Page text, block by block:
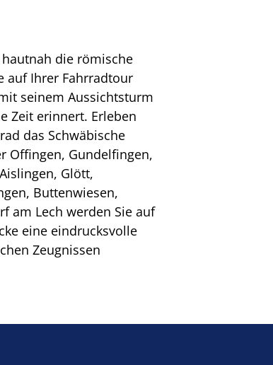
die römische
auf Ihrer Fahrradtour
seinem Aussichtsturm
Zeit erinnert. Erleben
das Schwäbische
Offingen, Gundelfingen,
Glött,
Buttenwiesen,
am Lech werden Sie auf
eine eindrucksvolle
Zeugnissen